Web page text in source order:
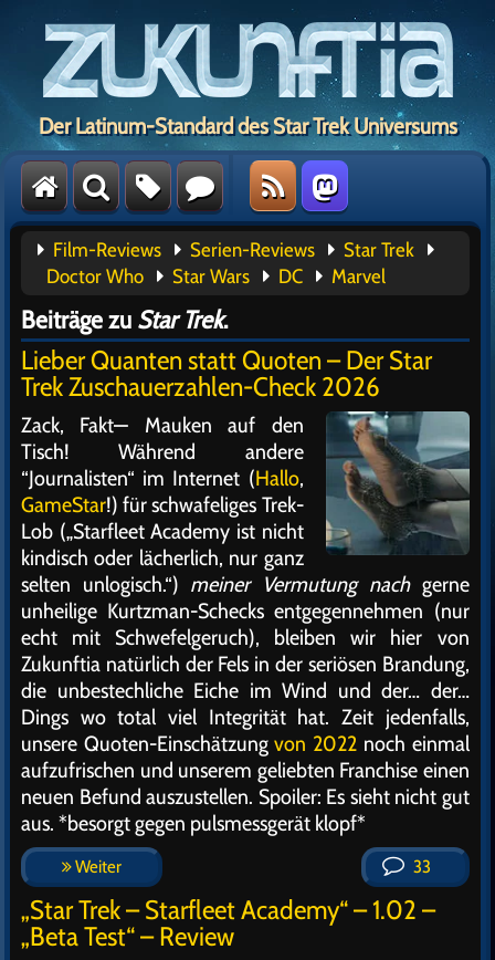
Der Latinum-Standard des Star Trek Universums
Film-Reviews Serien-Reviews
Star Trek
Doctor Who
Star Wars DC Marvel
Beiträge zu Star Trek.
Lieber Quanten statt Quoten – Der Star
Trek Zuschauerzahlen-Check 2026
Zack, Fakt— Mauken auf den
Tisch! Während andere
“Journalisten“ im Internet (Hallo,
GameStar!) für schwafeliges Trek-
Lob („Starfleet Academy ist nicht
kindisch oder lächerlich, nur ganz
selten unlogisch.“) meiner Vermutung nachgerne
unheilige Kurtzman-Schecks entgegennehmen (nur
echt mit Schwefelgeruch), bleiben wir hier von
Zukunftia natürlich der Fels in der seriösen Brandung,
die unbestechliche Eiche im Wind und der… der…
Dings wo total viel Integrität hat. Zeit jedenfalls,
unsere Quoten-Einschätzungvon 2022 noch einmal
aufzufrischen und unserem geliebten Franchise einen
neuen Befund auszustellen. Spoiler: Es sieht nicht gut
aus. *besorgt gegen pulsmessgerät klopf*
Weiter 33
„Star Trek – Starfleet Academy“ – 1.02 –
„Beta Test“ – Review